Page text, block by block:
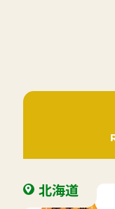
北海道